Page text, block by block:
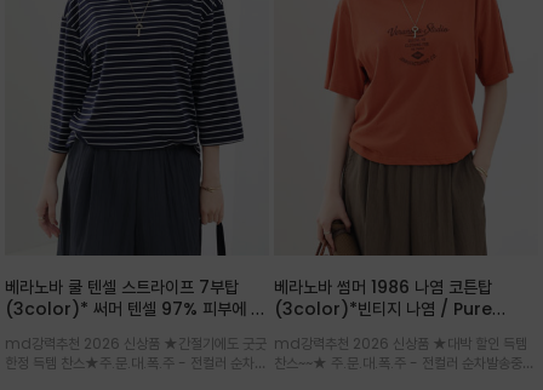
베라노바 쿨 텐셀 스트라이프 7부탑
(3color)* 써머 텐셀 97% 피부에 닿
소재
md강력추천 2026 신상품 ★간절기에도 굿굿
한정 득템 찬스★주.문.대.폭.주 - 전컬러 순차발
베라노바 썸머 1986 나염 코튼탑
(3color)*빈티지 나염 / Pure
어도 룩에 감도가 살아나는 베라노바 스
튜디오 티셔츠
md강력추천 2026 신상품 ★대박 할인 득템
찬스~~★ 주.문.대.폭.주 - 전컬러 순차발송중